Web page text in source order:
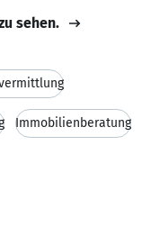
sehen.
Immobilienberatung